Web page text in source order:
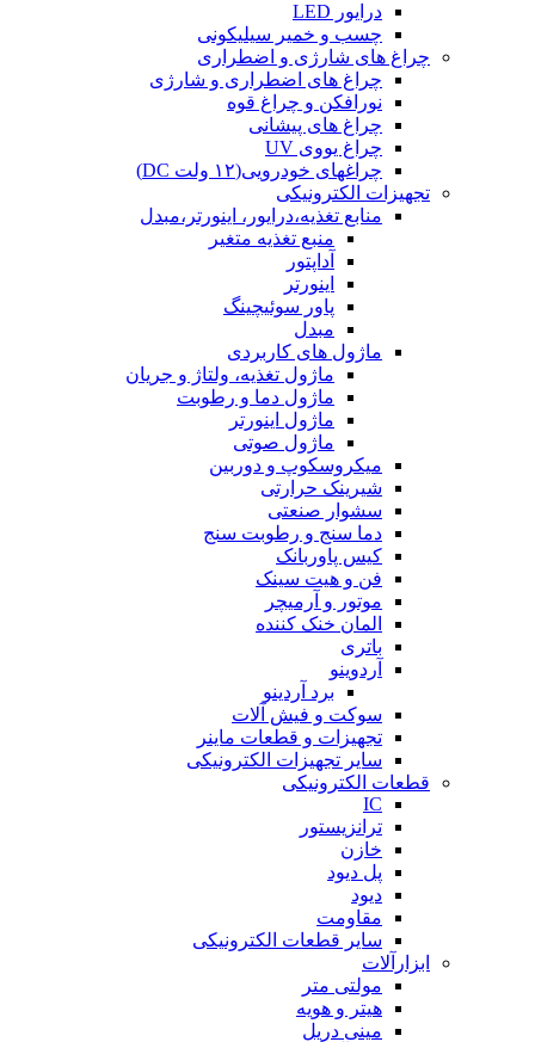
درایور LED
چسب و خمیر سیلیکونی
چراغ های شارژی و اضطراری
چراغ های اضطراری و شارژی
نورافکن و چراغ قوه
چراغ های پیشانی
چراغ یووی UV
چراغهای خودرویی(۱۲ ولت DC)
تجهیزات الکترونیکی
منابع تغذیه،درایور، اینورتر،مبدل
منبع تغذیه متغیر
آداپتور
اینورتر
پاور سوئیچینگ
مبدل
ماژول های کاربردی
ماژول تغذیه، ولتاژ و جریان
ماژول دما و رطوبت
ماژول اینورتر
ماژول صوتی
میکروسکوپ و دوربین
شیرینک حرارتی
سشوار صنعتی
دما سنج و رطوبت سنج
کیس پاوربانک
فن و هیت سینک
موتور و آرمیچر
المان خنک کننده
باتری
آردوینو
برد آردینو
سوکت و فیش آلات
تجهیزات و قطعات ماینر
سایر تجهیزات الکترونیکی
قطعات الکترونیکی
IC
ترانزیستور
خازن
پل دیود
دیود
مقاومت
سایر قطعات الکترونیکی
ابزارآلات
مولتی متر
هیتر و هویه
مینی دریل